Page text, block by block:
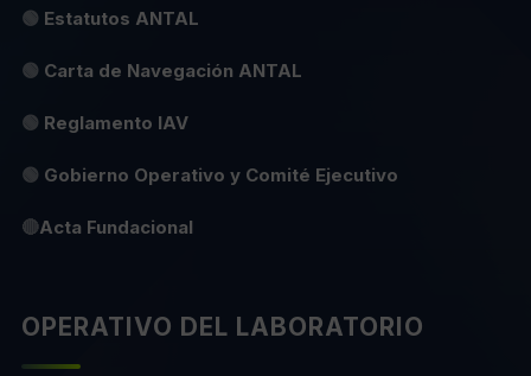
🟢 Estatutos ANTAL
🟢 Carta de Navegación ANTAL
🟢 Reglamento IAV
🟢 Gobierno Operativo y Comité Ejecutivo
🔴Acta Fundacional
OPERATIVO DEL LABORATORIO